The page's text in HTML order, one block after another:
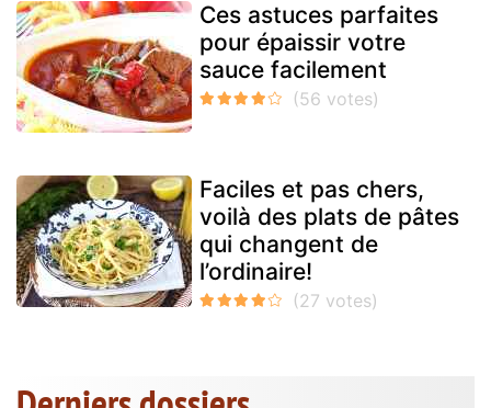
Ces astuces parfaites
pour épaissir votre
sauce facilement
Faciles et pas chers,
voilà des plats de pâtes
qui changent de
l’ordinaire!